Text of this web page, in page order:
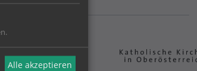
Alle akzeptieren